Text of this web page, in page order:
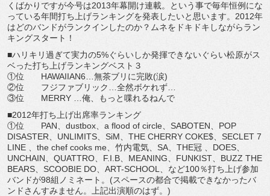
くばかりですが今号は2013年幕開け連載。という事で毎年恒例にな
っている年間打ち上げランキングを発表したいと思います。2012年
はどのバンドがランクインしたのか？ムネをドキドキしながらラン
キングスタート！
■ハリキリ過ぎて実力の5%ぐらいしか発揮できないぐらい松原がス
ベった打ち上げランキングベスト３
①位 HAWAIIAN6…無茶ブリに完敗(涙)
②位 フジファブリック…全然ボケれず…
③位 MERRY …俺、もっと喋れるねんで
■2012年打ち上げ出席率ランキング
①位 PAN、dustbox、a flood of circle、SABOTEN、POP
DISASTER、UNLIMITS、SiM、THE CHERRY COKE$、SECLET 7
LINE 、the chef cooks me、竹内電気、SA、THE冠 、DOES、
UNCHAIN、QUATTRO、F.I.B、MEANING、FUNKIST、BUZZ THE
BEARS、SCOOBIE DO、ART-SCHOOL、など100％打ち上げ参加
バンドが98組ノミネート。(スペースの都合で掲載できなかったバ
ンドさんすみません。上記出演順のはず。)